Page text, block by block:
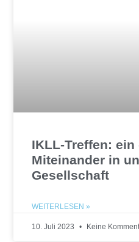
IKLL-Treffen: ein
Miteinander in
Gesellschaft
WEITERLESEN »
10. Juli 2023 Keine